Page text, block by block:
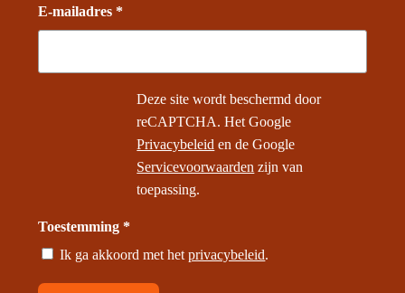
E-mailadres *
Deze site wordt beschermd door
reCAPTCHA. Het Google
Privacybeleid en de Google
Servicevoorwaarden zijn van
toepassing.
Toestemming *
Ik ga akkoord met hetprivacybeleid.